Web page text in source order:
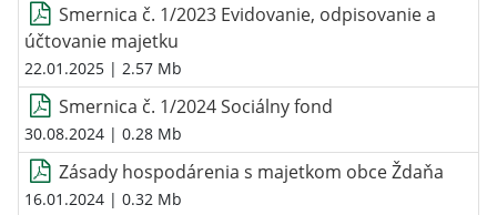
Smernica č. 1/2023 Evidovanie, odpisovanie a
účtovanie majetku
22.01.2025 | 2.57 Mb
Smernica č. 1/2024 Sociálny fond
30.08.2024 | 0.28 Mb
Zásady hospodárenia s majetkom obce Ždaňa
16.01.2024 | 0.32 Mb